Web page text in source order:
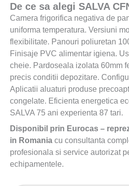
De ce sa alegi SALVA
Camera frigorifica negativa de
uniforma temperatura. Versiuni
flexibilitate. Panouri poliuretan
Finisaje PVC alimentar igiena.
cheie. Pardoseala izolata 60mm
precis conditii depozitare.
Aplicatii aluaturi produse
congelate. Eficienta energetica
SALVA 75 ani experienta 87 tari.
Disponibil prin Eurocas –
in Romania cu consultanta
profesionala si service autorizat
echipamentele.